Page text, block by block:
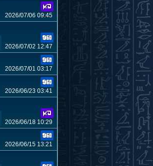
2026/07/06 09:45
2026/07/02 12:47
2026/07/01 03:17
2026/06/23 03:41
2026/06/18 10:29
2026/06/15 13:21